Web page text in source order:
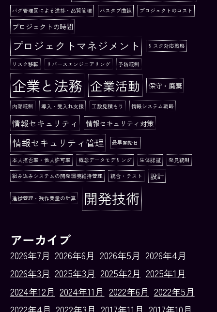
バグ管理図による進捗・品質管理 バスタブ曲線 プロジェクトのコスト
プロジェクトの時間
プロジェクトマネジメント リスク対応戦略
リスク移転 リバースエンジニアリング 予防統制
企業と法務 企業活動 保守・廃棄
内部統制 導入・受入れ支援 工数見積もり 情報システム戦略
情報セキュリティ 情報セキュリティ対策
情報セキュリティ管理 最早開始日
本人拒否率・他人許可率 概念データモデリング 生体認証 発見統制
組み込みシステムの開発環境維持管理 統合・テスト 設計
進捗管理・残作業量の計算 開発技術
アーカイブ
2026年7月 2026年6月 2026年5月 2026年4月
2026年3月 2025年3月 2025年2月 2025年1月
2024年12月 2024年11月 2022年6月 2022年5月